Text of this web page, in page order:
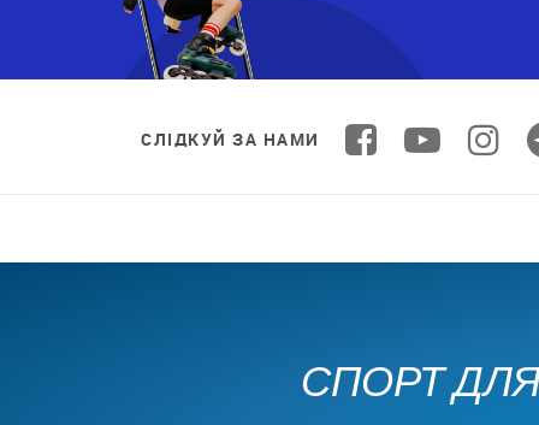
СЛІДКУЙ ЗА НАМИ
СПОРТ